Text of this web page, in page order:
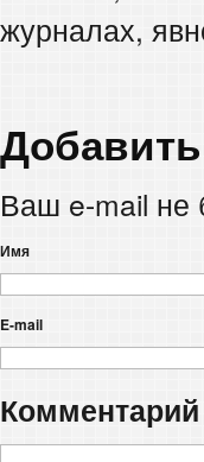
журналах,
Ваш e-mail не
Имя
E-mail
Комментарий